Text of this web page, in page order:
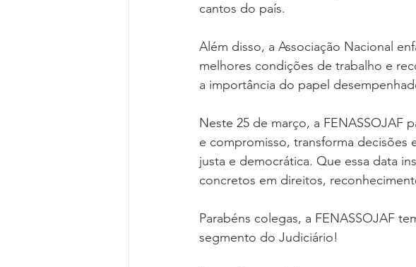
cantos do país.
Além disso, a Associação Nacional
melhores condições de trabalho e
a importância do papel
Neste 25 de março, a FENASSOJAF
e compromisso, transforma decisões
justa e democrática. Que essa data
concretos em direitos,
Parabéns colegas, a FENASSOJAF
segmento do Judiciário!